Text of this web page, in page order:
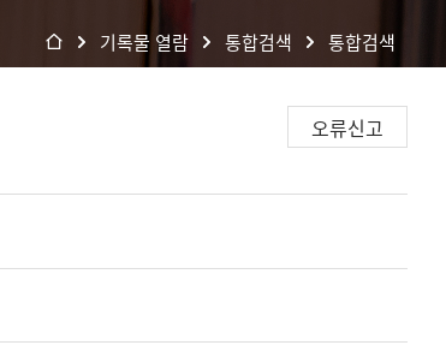
기록물 열람 통합검색 통합검색
오류신고